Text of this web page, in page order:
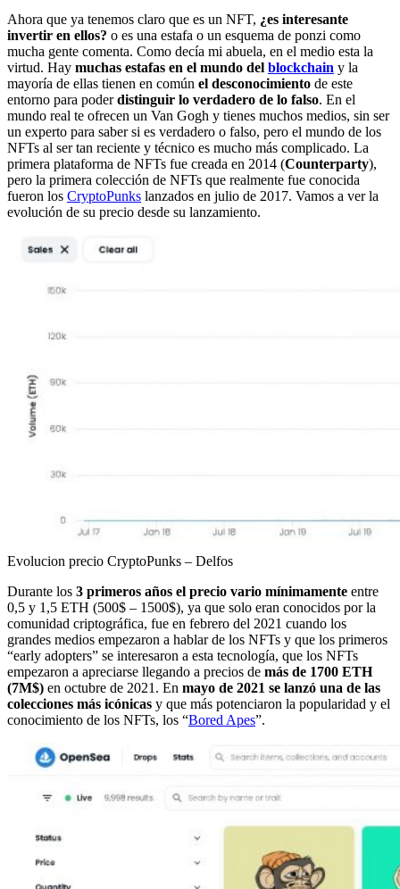
Ahora que ya tenemos claro que es un NFT, ¿es interesante
invertir en ellos? o es una estafa o un esquema de ponzi como
mucha gente comenta. Como decía mi abuela, en el medio esta la
virtud. Hay muchas estafas en el mundo del blockchain y la
mayoría de ellas tienen en común el desconocimiento de este
entorno para poderdistinguir lo verdadero de lo falso. En el
mundo real te ofrecen un Van Gogh y tienes muchos medios, sin ser
un experto para saber si es verdadero o falso, pero el mundo de los
NFTs al ser tan reciente y técnico es mucho más complicado. La
primera plataforma de NFTs fue creada en 2014 (Counterparty),
pero la primera colección de NFTs que realmente fue conocida
fueron los CryptoPunks lanzados en julio de 2017. Vamos a ver la
evolución de su precio desde su lanzamiento.
Evolucion precio CryptoPunks – Delfos
Durante los 3 primeros años el precio vario mínimamente entre
0,5 y 1,5 ETH (500$ – 1500$), ya que solo eran conocidos por la
comunidad criptográfica, fue en febrero del 2021 cuando los
grandes medios empezaron a hablar de los NFTs y que los primeros
“early adopters” se interesaron a esta tecnología, que los NFTs
empezaron a apreciarse llegando a precios de más de 1700 ETH
(7M$) en octubre de 2021. En mayo de 2021 se lanzó una de las
colecciones más icónicas y que más potenciaron la popularidad y el
conocimiento de los NFTs, los “Bored Apes”.